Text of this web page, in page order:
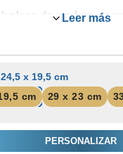
placa de madera y
personalización de
Leer más
24,5 x 19,5 cm
cm
29 x 23 cm
PERSONALIZAR